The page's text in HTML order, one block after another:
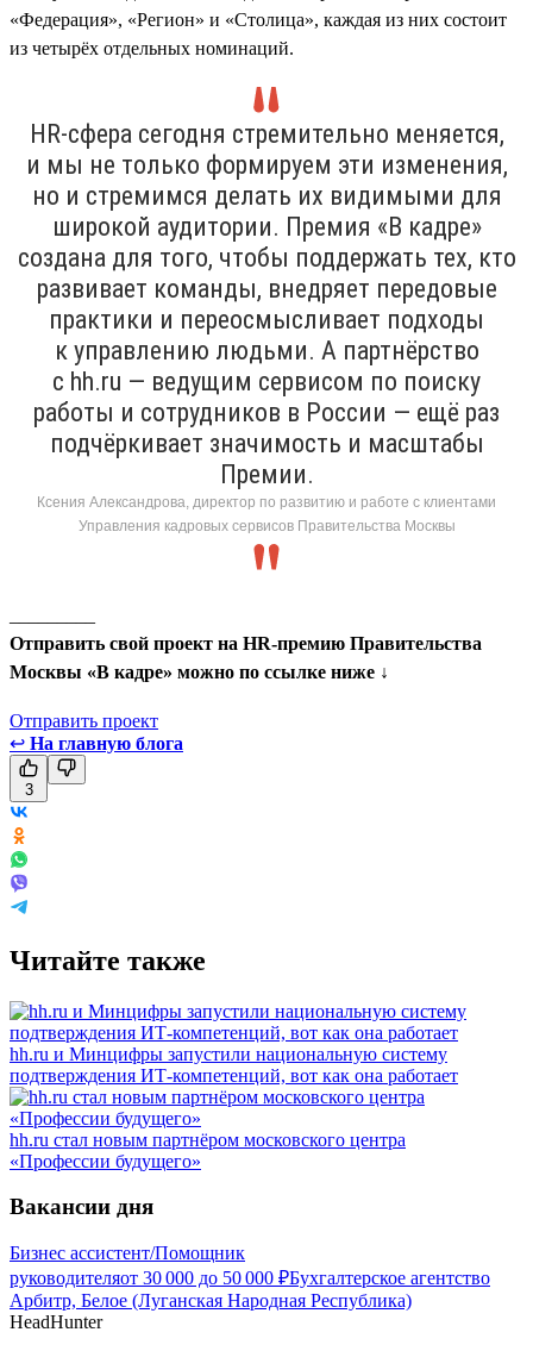
«Федерация», «Регион» и «Столица», каждая из них состоит
из четырёх отдельных номинаций.
HR-сфера сегодня стремительно меняется,
и мы не только формируем эти изменения,
но и стремимся делать их видимыми для
широкой аудитории. Премия «В кадре»
создана для того, чтобы поддержать тех, кто
развивает команды, внедряет передовые
практики и переосмысливает подходы
к управлению людьми. А партнёрство
с hh.ru — ведущим сервисом по поиску
работы и сотрудников в России — ещё раз
подчёркивает значимость и масштабы
Премии.
Ксения Александрова, директор по развитию и работе с клиентами
Управления кадровых сервисов Правительства Москвы
Отправить свой проект на HR-премию Правительства
Москвы «В кадре» можно по ссылке ниже ↓
Отправить проект
↩ На главную блога
3
Читайте также
hh.ru и Минцифры запустили национальную систему
подтверждения ИТ-компетенций, вот как она работает
hh.ru стал новым партнёром московского центра
«Профессии будущего»
Вакансии дня
Бизнес ассистент/Помощник
руководителяот 30 000 до 50 000 ₽Бухгалтерское агентство
Арбитр, Белое (Луганская Народная Республика)
HeadHunter